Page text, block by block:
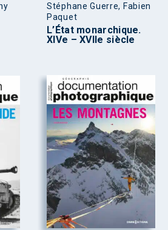
Stéphane Guerre, Fabien
Paquet
L’État monarchique.
XIVe – XVIIe siècle